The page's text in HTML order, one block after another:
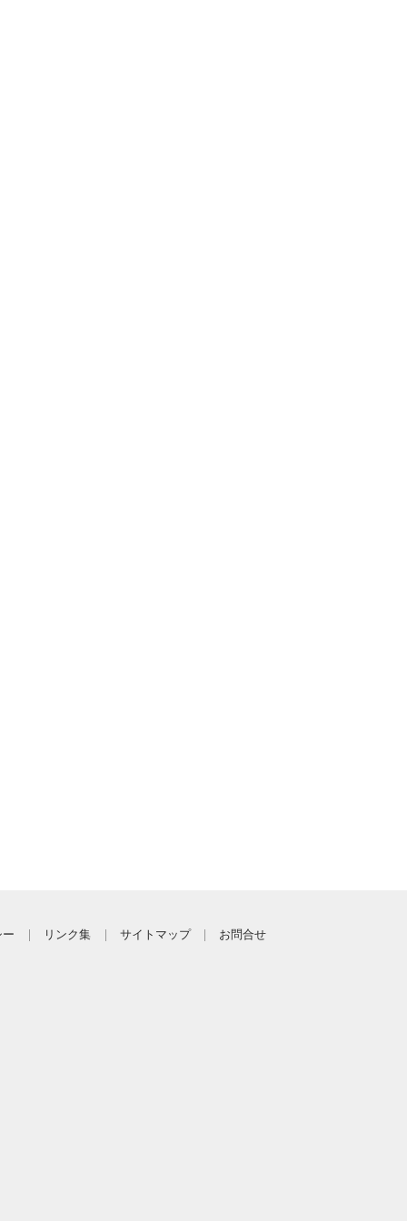
リンク集 サイトマップ お問合せ